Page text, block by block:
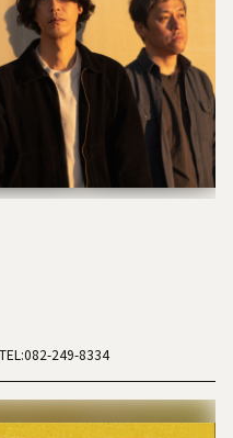
249-8334